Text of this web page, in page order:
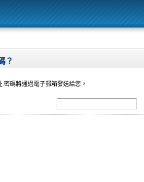
？
密碼將通過電子郵箱發送給您。